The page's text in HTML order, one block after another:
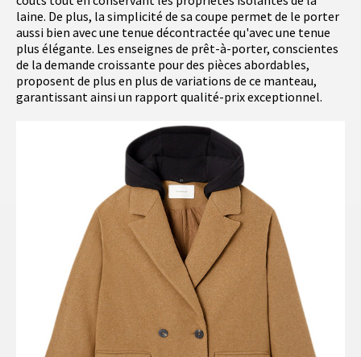
laine. De plus, la simplicité de sa coupe permet de le porter
aussi bien avec une tenue décontractée qu'avec une tenue
plus élégante. Les enseignes de prêt-à-porter, conscientes
de la demande croissante pour des pièces abordables,
proposent de plus en plus de variations de ce manteau,
garantissant ainsi un rapport qualité-prix exceptionnel.